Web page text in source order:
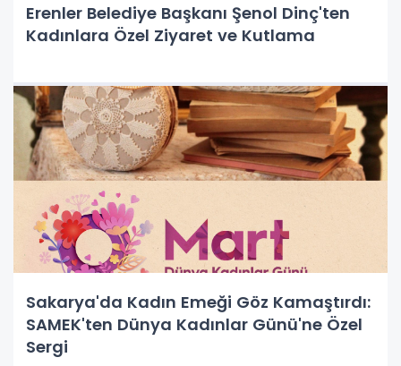
Erenler Belediye Başkanı Şenol Dinç'ten
Kadınlara Özel Ziyaret ve Kutlama
Sakarya'da Kadın Emeği Göz Kamaştırdı:
SAMEK'ten Dünya Kadınlar Günü'ne Özel
Sergi